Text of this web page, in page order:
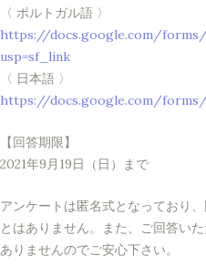
〈 ポルトガル語 〉
https://docs.google.com/forms/
usp=sf_link
〈 日本語 〉
https://docs.google.com/forms/
【回答期限】
2021年9月19日（日）まで
アンケートは匿名式となっており
とはありません。また、ご回答い
ありませんのでご安心下さい。